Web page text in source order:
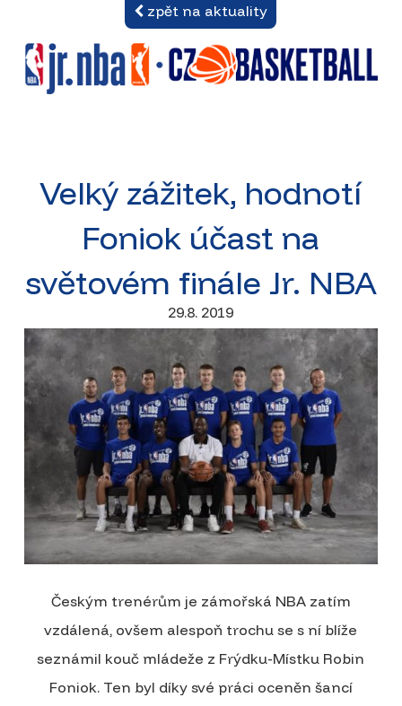
zpět na aktuality
Velký zážitek, hodnotí
Foniok účast na
světovém finále Jr. NBA
29.8. 2019
Českým trenérům je zámořská NBA zatím
vzdálená, ovšem alespoň trochu se s ní blíže
seznámil kouč mládeže z Frýdku-Místku Robin
Foniok. Ten byl díky své práci oceněn šancí